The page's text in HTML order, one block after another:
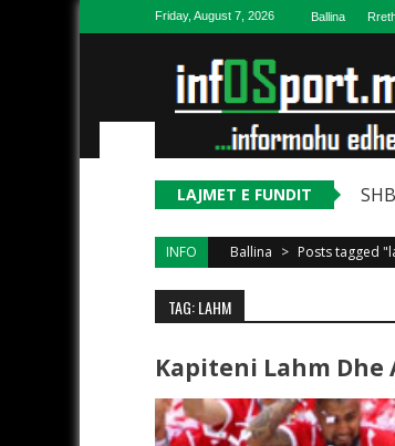
Skip to contentFriday, August 7, 2026 Ballina
LAJMET E FUNDIT
INFO Ballina > Posts tagged
TAG: LAHM
Kapiteni Lahm